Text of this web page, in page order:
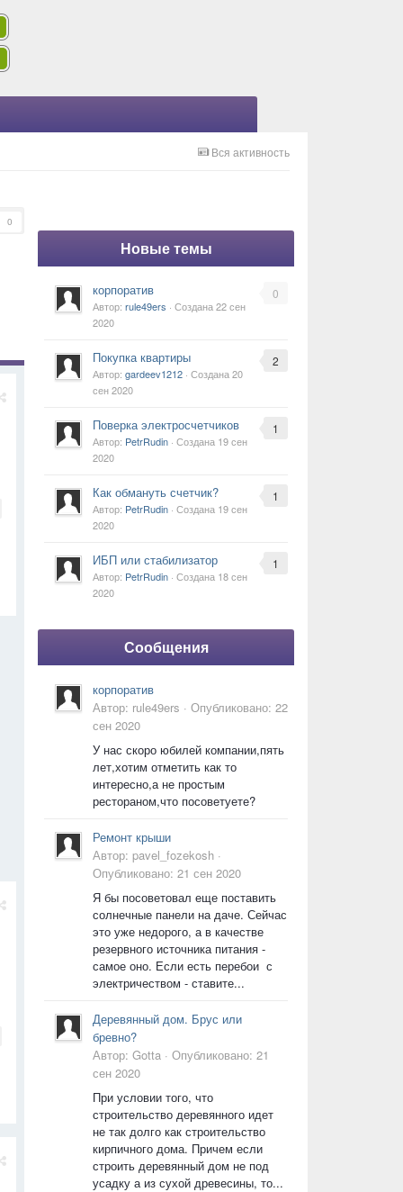
Вся активность
0
Новые темы
0
корпоратив
Автор: rule49ers · Создана22 сен
2020
2
Покупка квартиры
Автор: gardeev1212 · Создана20
сен 2020
1
Поверка электросчетчиков
Автор: PetrRudin · Создана 19 сен
2020
1
Как обмануть счетчик?
Автор: PetrRudin · Создана 19 сен
2020
1
ИБП или стабилизатор
Автор: PetrRudin · Создана 18 сен
2020
Сообщения
корпоратив
Автор: rule49ers · Опубликовано: 22
сен 2020
У нас скоро юбилей компании,пять
лет,хотим отметить как то
интересно,а не простым
рестораном,что посоветуете?
Ремонт крыши
Автор: pavel_fozekosh ·
Опубликовано: 21 сен 2020
Я бы посоветовал еще поставить
солнечные панели на даче. Сейчас
это уже недорого, а в качестве
резервного источника питания -
самое оно. Если есть перебои с
электричеством - ставите...
Деревянный дом. Брус или
бревно?
Автор: Gotta · Опубликовано: 21
сен 2020
При условии того, что
строительство деревянного идет
не так долго как строительство
кирпичного дома. Причем если
строить деревянный дом не под
усадку а из сухой древесины, то...